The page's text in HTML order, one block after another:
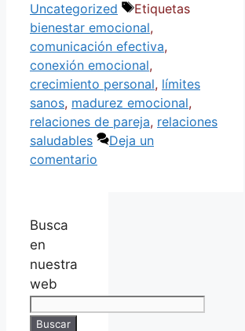
Uncategorized
Etiquetas
bienestar emocional,
comunicación efectiva,
conexión emocional,
crecimiento personal, límites
sanos, madurez emocional,
relaciones de pareja, relaciones
saludables
Deja un
comentario
Busca
en
nuestra
web
Buscar